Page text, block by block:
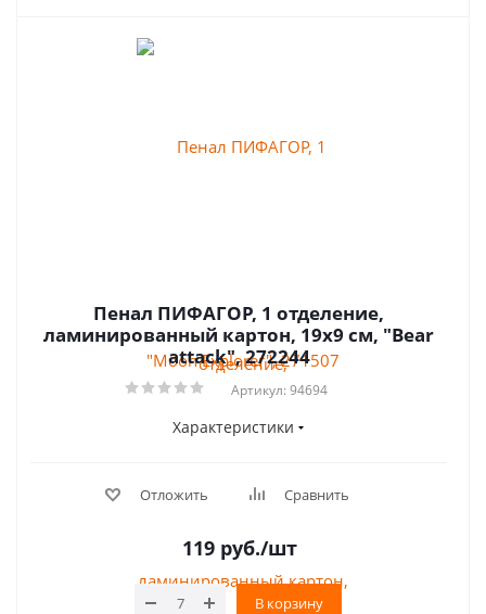
Пенал ПИФАГОР, 1 отделение,
ламинированный картон, 19х9 см, "Bear
attack", 272244
Артикул: 94694
Характеристики
Отложить Сравнить
119руб./шт
В корзину